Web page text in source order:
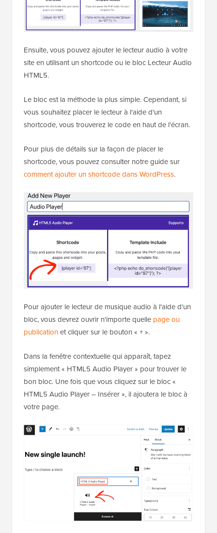
Ensuite, vous pouvez ajouter le lecteur audio à votre
site en utilisant un shortcode ou le bloc Lecteur Audio
HTML5.
Le bloc est la méthode la plus simple. Cependant, si
vous souhaitez placer le lecteur à l'aide d'un
shortcode, vous trouverez le code en haut de l'écran.
Pour plus de détails sur la façon de placer le
shortcode, vous pouvez consulter notre guide sur
comment ajouter un shortcode dans WordPress.
Pour ajouter le lecteur de musique audio à l'aide d'un
bloc, vous devrez ouvrir n'importe quelle page ou
publicationet cliquer sur le bouton « + ».
Dans la fenêtre contextuelle qui apparaît, tapez
simplement « HTML5 Audio Player » pour trouver le
bon bloc. Une fois que vous cliquez sur le bloc «
HTML5 Audio Player – Insérer », il ajoutera le bloc à
votre page.